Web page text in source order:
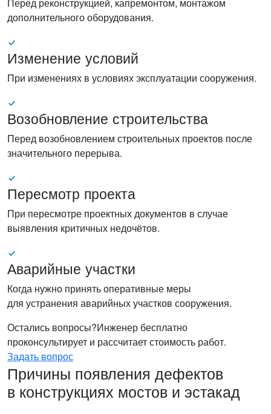
дополнительного оборудования.
Изменение условий
При изменениях в условиях эксплуатации сооружения.
Возобновление строительства
Перед возобновлением строительных проектов после
значительного перерыва.
Пересмотр проекта
При пересмотре проектных документов в случае
выявления критичных недочётов.
Аварийные участки
Когда нужно принять оперативные меры
для устранения аварийных участков сооружения.
Остались вопросы?Инженер бесплатно
проконсультирует и рассчитает стоимость работ.
Задать вопрос
Причины появления дефектов
в конструкциях мостов и эстакад